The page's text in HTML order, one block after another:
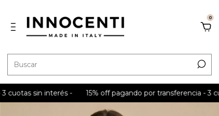
0
sin interés - 15% off pagando por transferencia - 3 cuotas